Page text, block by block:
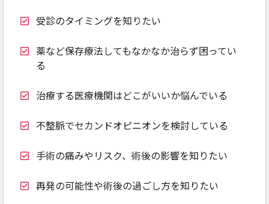
受診のタイミングを知りたい
薬など保存療法してもなかなか治らず困ってい
る
治療する医療機関はどこがいいか悩んでいる
不整脈でセカンドオピニオンを検討している
手術の痛みやリスク、術後の影響を知りたい
再発の可能性や術後の過ごし方を知りたい